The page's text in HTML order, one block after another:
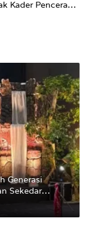
Kader Pencerah
dari Kampus”
Generasi
Sekedar